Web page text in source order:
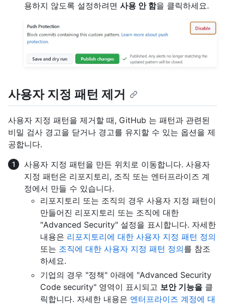
용하지 않도록 설정하려면 사용 안 함을 클릭하세요.
사용자 지정 패턴 제거
사용자 지정 패턴을 제거할 때, GitHub 는 패턴과 관련된
비밀 검사 경고을 닫거나 경고를 유지할 수 있는 옵션을 제
공합니다.
사용자 지정 패턴을 만든 위치로 이동합니다. 사용자
지정 패턴은 리포지토리, 조직 또는 엔터프라이즈 계
정에서 만들 수 있습니다.
리포지토리 또는 조직의 경우 사용자 지정 패턴이
만들어진 리포지토리 또는 조직에 대한
"Advanced Security" 설정을 표시합니다. 자세한
내용은 리포지토리에 대한 사용자 지정 패턴 정의
또는 조직에 대한 사용자 지정 패턴 정의를 참조
하세요.
기업의 경우 "정책" 아래에 "Advanced Security
Code security" 영역이 표시되고 보안 기능을 클
릭합니다. 자세한 내용은 엔터프라이즈 계정에 대